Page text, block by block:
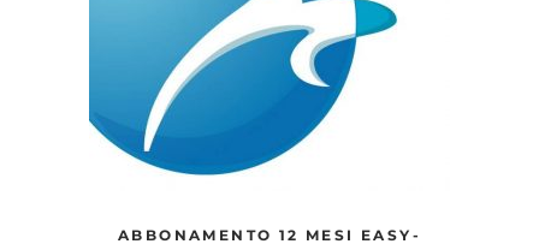
ABBONAMENTO 12 MESI EASY-